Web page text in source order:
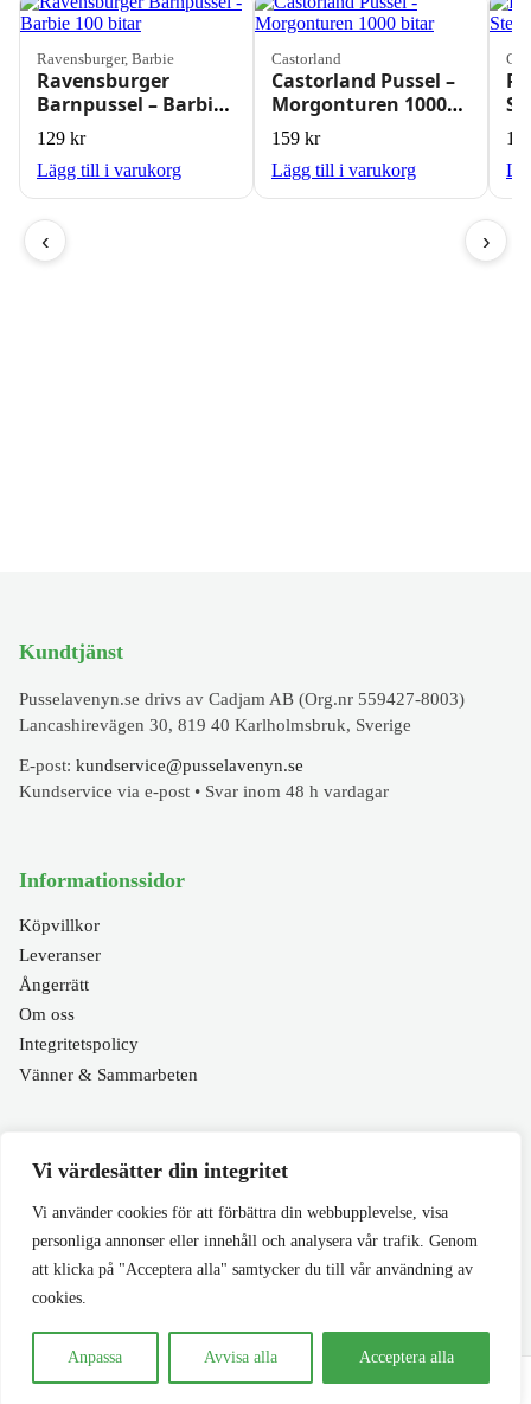
Vi värdesätter din integritet
Vi använder cookies för att förbättra din webbupplevelse, visa
personliga annonser eller innehåll och analysera vår trafik. Genom
att klicka på "Acceptera alla" samtycker du till vår användning av
cookies.
Anpassa Avvisa alla Acceptera alla
‹
Ravensburger, Barbie
Ravensburger
Barnpussel – Barbie
100 bitar
129 kr
Lägg till i varukorg
Castorland
Castorland Pussel –
Morgonturen 1000
bitar
159 kr
Lägg till i varukorg
›
Kundtjänst
Pusselavenyn.se drivs av Cadjam AB (Org.nr 559427-8003)
Lancashirevägen 30, 819 40 Karlholmsbruk, Sverige
E-post: kundservice@pusselavenyn.se
Kundservice via e-post • Svar inom 48 h vardagar
Informationssidor
Köpvillkor
Leveranser
Ångerrätt
Om oss
Integritetspolicy
Vänner & Sammarbeten
1000 bitars pussel
Sällskapspel
© 2026 Pusselavenyn. Alla rättigheter förbehållna.